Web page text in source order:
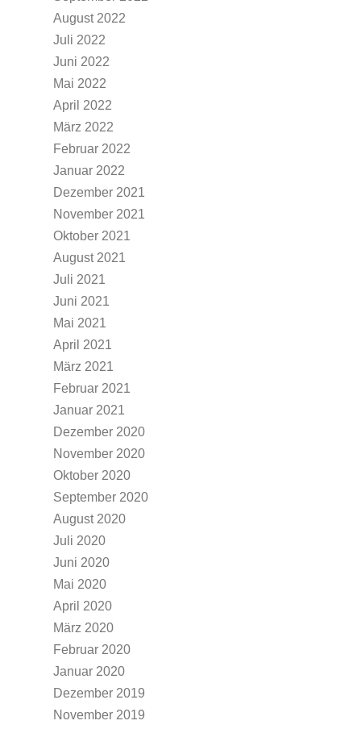
August 2022
Juli 2022
Juni 2022
Mai 2022
April 2022
März 2022
Februar 2022
Januar 2022
Dezember 2021
November 2021
Oktober 2021
August 2021
Juli 2021
Juni 2021
Mai 2021
April 2021
März 2021
Februar 2021
Januar 2021
Dezember 2020
November 2020
Oktober 2020
September 2020
August 2020
Juli 2020
Juni 2020
Mai 2020
April 2020
März 2020
Februar 2020
Januar 2020
Dezember 2019
November 2019